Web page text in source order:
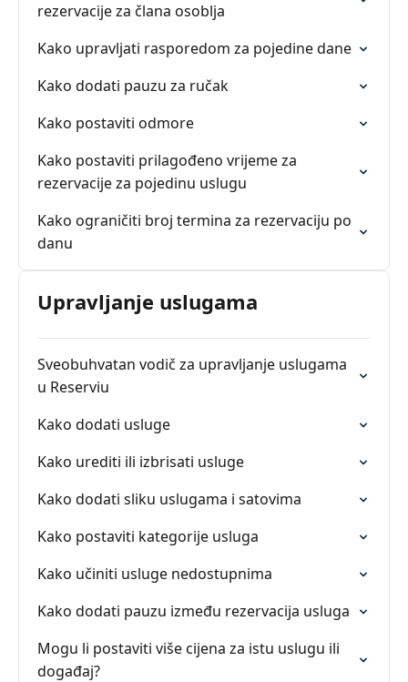
rezervacije za člana osoblja
Kako upravljati rasporedom za pojedine dane
Kako dodati pauzu za ručak
Kako postaviti odmore
Kako postaviti prilagođeno vrijeme za
rezervacije za pojedinu uslugu
Kako ograničiti broj termina za rezervaciju po
danu
Upravljanje uslugama
Sveobuhvatan vodič za upravljanje uslugama
u Reserviu
Kako dodati usluge
Kako urediti ili izbrisati usluge
Kako dodati sliku uslugama i satovima
Kako postaviti kategorije usluga
Kako učiniti usluge nedostupnima
Kako dodati pauzu između rezervacija usluga
Mogu li postaviti više cijena za istu uslugu ili
događaj?